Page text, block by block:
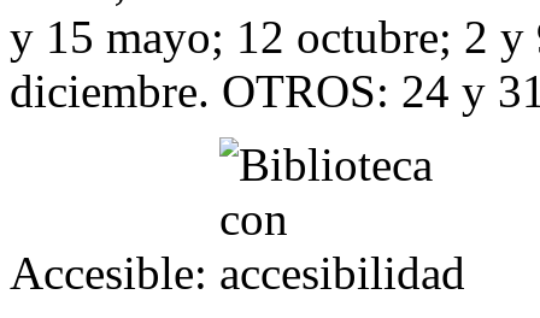
y 15 mayo; 12 octubre; 2
diciembre. OTROS: 24 y
Accesible: